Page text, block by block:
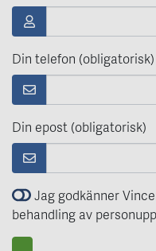
Din telefon (obligatorisk)
Din epost (obligatorisk)
Jag godkänner
behandling av